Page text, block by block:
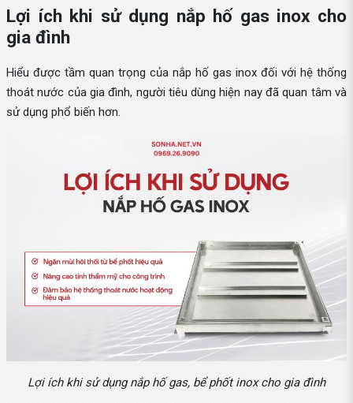
Lợi ích khi sử dụng nắp hố gas inox cho
gia đình
Hiểu được tầm quan trọng của nắp hố gas inox đối với hệ thống
thoát nước của gia đình, người tiêu dùng hiện nay đã quan tâm và
sử dụng phổ biến hơn.
Lợi ích khi sử dụng nắp hố gas, bể phốt inox cho gia đình